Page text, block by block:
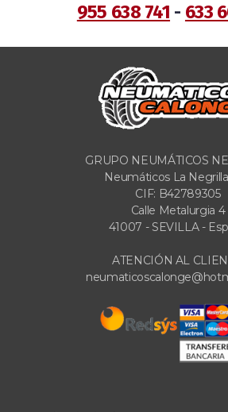
955 638 741 - 633
GRUPO NEUMÁTICOS
Neumáticos La
CIF: B42789305
Calle Metalurgia 4
41007 - SEVILLA -
ATENCIÓN AL